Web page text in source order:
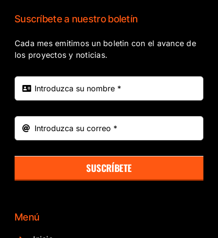
Suscríbete a nuestro boletín
Cada mes emitimos un boletin con el avance de
los proyectos y noticias.
SUSCRÍBETE
Menú